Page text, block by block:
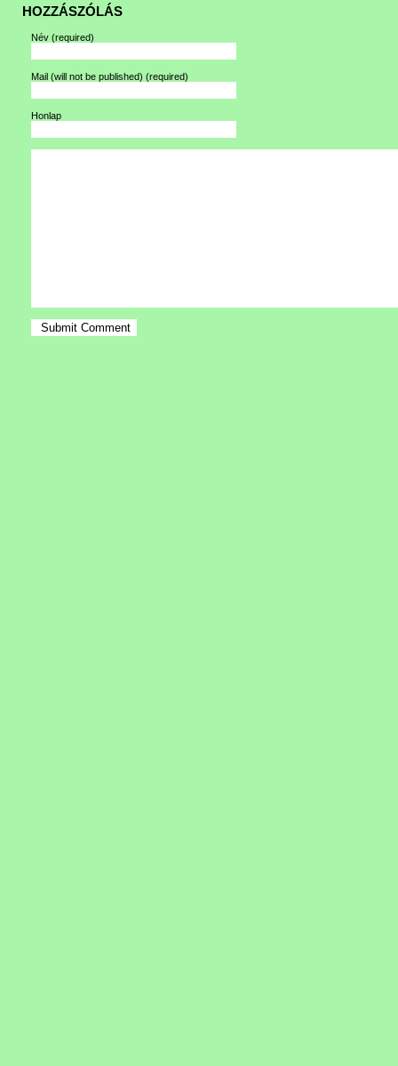
HOZZÁSZÓLÁS
Név (required)
Mail (will not be published) (required)
Honlap